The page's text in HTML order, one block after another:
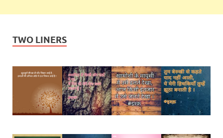
TWO LINERS